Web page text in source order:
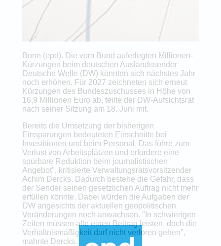
Bonn (epd). Die vom Bund auferlegten Millionen-
Kürzungen beim deutschen Auslandssender
Deutsche Welle (DW) könnten sich nächstes Jahr
noch erhöhen. Für 2027 zeichneten sich erneut
Kürzungen des Bundeszuschusses in Höhe von
16,9 Millionen Euro ab, teilte der DW-Aufsichtsrat
nach seiner Sitzung am 18. Juni mit.
Bereits die Umsetzung der bisherigen
Einsparungen bedeuteten Einschnitte bei
Investitionen und beim Personal. Das führe zum
Verlust von Arbeitsplätzen und erfordere eine
spürbare Reduktion beim journalistischen
Angebot", kritisierte Verwaltungsratsvorsitzender
Achim Dercks. Dadurch bestehe die Gefahr, dass
der Sender seinen gesetzlichen Auftrag nicht mehr
erfüllen könnte. Dabei würden die Aufgaben der
DW angesichts der aktuellen geopolitischen
Veränderungen noch anwachsen. "In schwierigen
Zeiten müssen alle einen Beitrag leisten, doch die
Verhältnismäßigkeit darf nicht verloren gehen",
mahnte Dercks.